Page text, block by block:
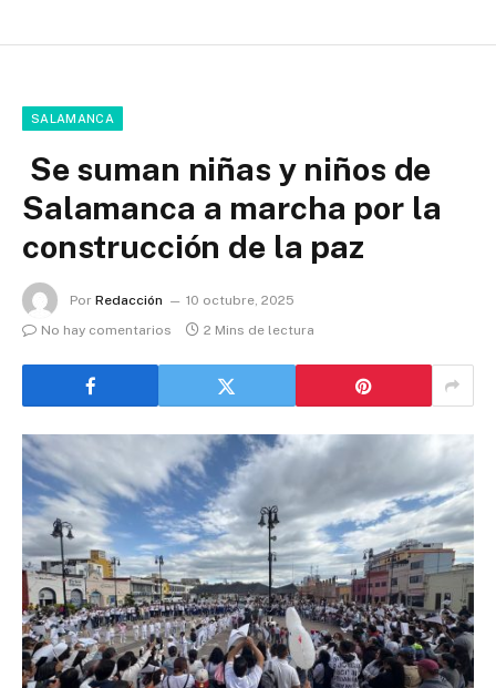
SALAMANCA
Se suman niñas y niños de
Salamanca a marcha por la
construcción de la paz
Por Redacción
10 octubre, 2025
No hay comentarios
2 Mins de lectura